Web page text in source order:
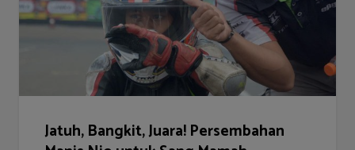
Jatuh, Bangkit, Juara! Persembahan